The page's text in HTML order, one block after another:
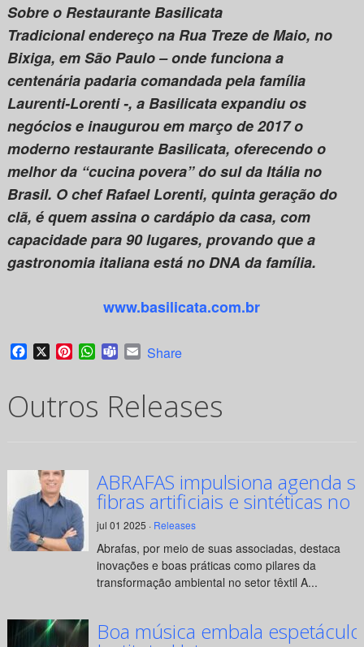
Sobre o Restaurante Basilicata
Tradicional endereço na Rua Treze de Maio, no
Bixiga, em São Paulo – onde funciona a
centenária padaria comandada pela família
Laurenti-Lorenti -, a Basilicata expandiu os
negócios e inaugurou em março de 2017 o
moderno restaurante Basilicata, oferecendo o
melhor da “cucina povera” do sul da Itália no
Brasil. O chef Rafael Lorenti, quinta geração do
clã, é quem assina o cardápio da casa, com
capacidade para 90 lugares, provando que a
gastronomia italiana está no DNA da família.
www.basilicata.com.br
Facebook
X PinterestWhatsApp
TeamsEmail
Share
Outros Releases
ABRAFAS impulsiona agenda
fibras artificiais e sintéticas no
jul 01 2025 · Releases
Abrafas, por meio de suas associadas, destaca
inovações e boas práticas como pilares da
transformação ambiental no setor têxtil A...
Boa música embala